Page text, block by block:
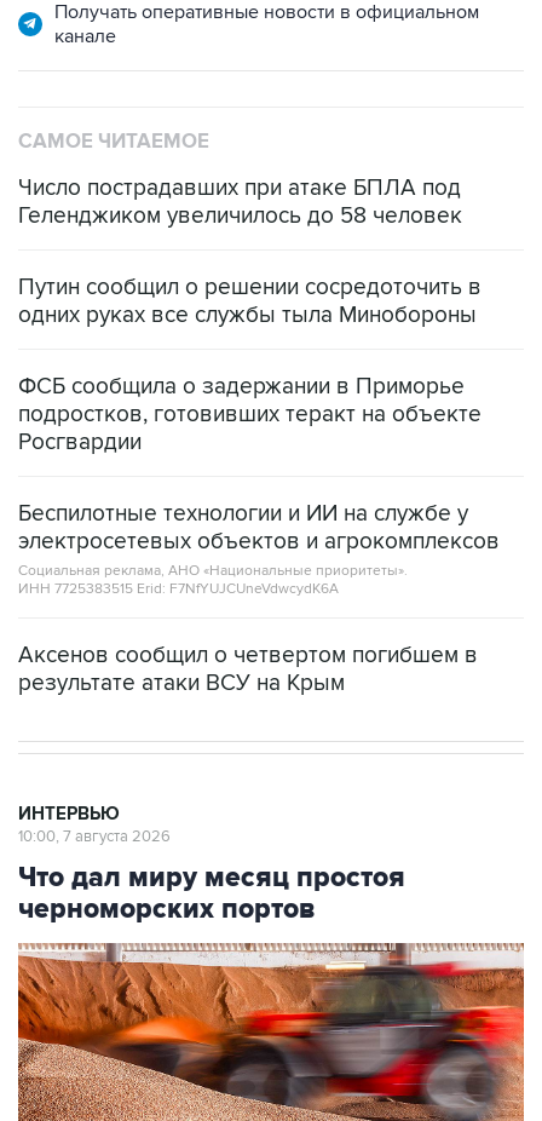
Получать оперативные новости в официальном
канале
САМОЕ ЧИТАЕМОЕ
Число пострадавших при атаке БПЛА под
Геленджиком увеличилось до 58 человек
Путин сообщил о решении сосредоточить в
одних руках все службы тыла Минобороны
ФСБ сообщила о задержании в Приморье
подростков, готовивших теракт на объекте
Росгвардии
Беспилотные технологии и ИИ на службе у
электросетевых объектов и агрокомплексов
Социальная реклама, АНО «Национальные приоритеты».
ИНН 7725383515 Erid: F7NfYUJCUneVdwcydK6A
Аксенов сообщил о четвертом погибшем в
результате атаки ВСУ на Крым
ИНТЕРВЬЮ
10:00, 7 августа 2026
Что дал миру месяц простоя
черноморских портов